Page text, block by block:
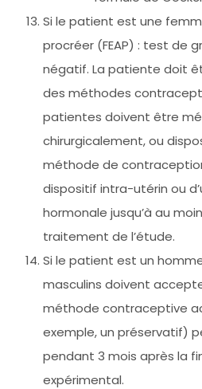
Si le patient est une
procréer (FEAP) : test de
négatif. La patiente doit
des méthodes
patientes doivent être
chirurgicalement, ou
méthode de
dispositif intra-utérin ou
hormonale jusqu’à au
traitement de l’étude.
Si le patient est un
masculins doivent
méthode contraceptive
exemple, un préservatif)
pendant 3 mois après la
expérimental.